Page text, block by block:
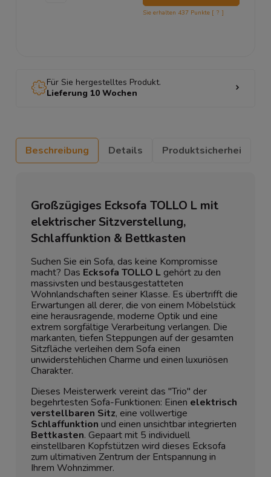
Sie erhalten 437 Punkte [ ? ]
Für Sie hergestelltes Produkt.
Lieferung 10 Wochen
Beschreibung Details Produktsicherhei
Großzügiges Ecksofa TOLLO L mit
elektrischer Sitzverstellung,
Schlaffunktion & Bettkasten
Suchen Sie ein Sofa, das keine Kompromisse
macht? Das Ecksofa TOLLO Lgehört zu den
massivsten und bestausgestatteten
Wohnlandschaften seiner Klasse. Es übertrifft die
Erwartungen all derer, die von einem Möbelstück
eine herausragende, moderne Optik und eine
extrem sorgfältige Verarbeitung verlangen. Die
markanten, tiefen Steppungen auf der gesamten
Sitzfläche verleihen dem Sofa einen
unwiderstehlichen Charme und einen luxuriösen
Charakter.
Dieses Meisterwerk vereint das "Trio" der
begehrtesten Sofa-Funktionen: Einen elektrisch
verstellbaren Sitz, eine vollwertige
Schlaffunktion und einen unsichtbar integrierten
Bettkasten. Gepaart mit 5 individuell
einstellbaren Kopfstützen wird dieses Ecksofa
zum ultimativen Zentrum der Entspannung in
Ihrem Wohnzimmer.